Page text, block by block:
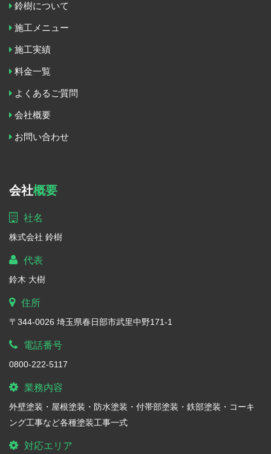
鈴樹について
施工メニュー
施工実績
料金一覧
よくあるご質問
会社概要
お問い合わせ
会社概要
社名
株式会社 鈴樹
代表
鈴木 大樹
住所
〒344-0026 埼玉県春日部市武里中野171-1
電話番号
0800-222-5117
業務内容
外壁塗装・屋根塗装・防水塗装・付帯部塗装・鉄部塗装・コーキ
ング工事など各種塗装工事一式
対応エリア